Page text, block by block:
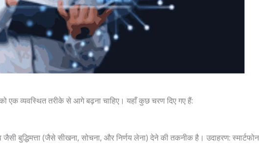
व्यवस्थित तरीके से आगे बढ़ना चाहिए। यहाँ कुछ चरण दिए गए हैं:
बुद्धिमत्ता (जैसे सीखना, सोचना, और निर्णय लेना) देने की तकनीक है। उदाहरण: